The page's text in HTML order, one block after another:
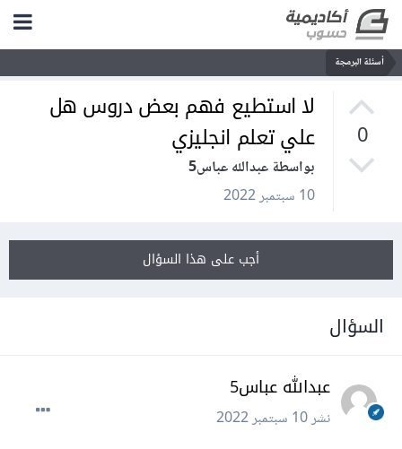
أسئلة البرمجة
0
لا استطيع فهم بعض دروس هل
علي تعلم انجليزي
بواسطة عبدالله عباس5
10 سبتمبر 2022
أجب على هذا السؤال
السؤال
عبدالله عباس5
نشر10 سبتمبر 2022